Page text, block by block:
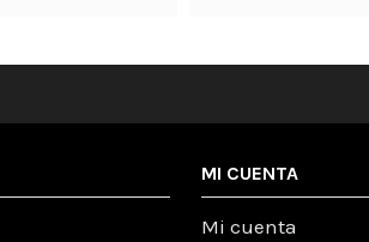
MI CUENTA
Mi cuenta